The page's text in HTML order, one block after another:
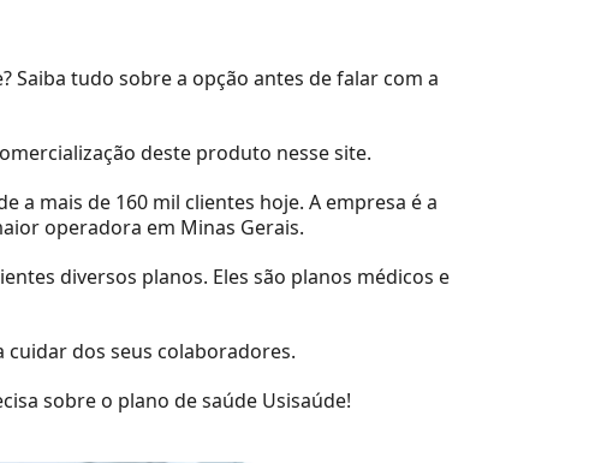
Saiba tudo sobre a opção antes de falar com a
deste produto nesse site.
a mais de 160 mil clientes hoje. A empresa é a
operadora em Minas Gerais.
diversos planos. Eles são planos médicos e
dos seus colaboradores.
sobre o plano de saúde Usisaúde!